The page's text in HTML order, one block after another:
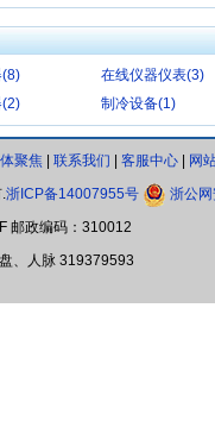
(8)
在线仪器仪表(3)
(2)
制冷设备(1)
聚焦 联系我们 客服中心
网
浙ICP备14007955号
浙公
邮政编码：310012
、人脉 319379593